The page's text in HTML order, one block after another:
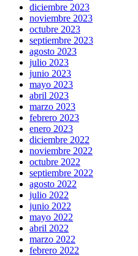
diciembre 2023
noviembre 2023
octubre 2023
septiembre 2023
agosto 2023
julio 2023
junio 2023
mayo 2023
abril 2023
marzo 2023
febrero 2023
enero 2023
diciembre 2022
noviembre 2022
octubre 2022
septiembre 2022
agosto 2022
julio 2022
junio 2022
mayo 2022
abril 2022
marzo 2022
febrero 2022